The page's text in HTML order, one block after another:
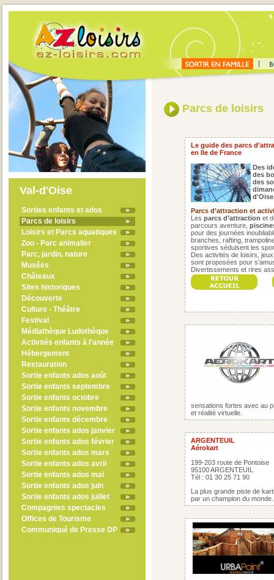
Val-d'Oise
Sorties enfants et ados
Parcs de loisirs
Loisirs et Parcs aquatiques
Zoo - Parc animalier
Parc, jardin, nature
Musées
Châteaux
Sites historiques
Découverte
Culture - Théâtre
Festival
Médiathèque Ludothèque
Activités enfants à l'année
Hébergement
Restauration
Sortie enfants ados août
Sortie enfants septembre
Sortie enfants octobre
Sortie enfants novembre
Sortie enfants décembre
Sortie enfants ados janvier
Sortie enfants ados février
Sortie enfants ados mars
Sortie enfants ados avril
Sortie enfants ados mai
Sortie enfants ados juin
Sortie enfants ados juillet
Compagnies spectacles
Offices de Tourisme
Communiqué de Presse DP
Parcs de loisirs
Le guide des parcs
en Ile de France
Des
des
des
Parcs d’attraction et
Les parcs d’attraction et
parcours aventure,
pour des journées
branches, rafting,
sportives séduisent les
Des activités de loisirs,
sont proposées pour
Divertissements et rires
sensations fortes avec au
et réalité virtuelle.
ARGENTEUIL
Aérokart
199-203 route de Pontoise
95100 ARGENTEUIL
Tél : 01 30 25 71 90
La plus grande piste de
par un champion du